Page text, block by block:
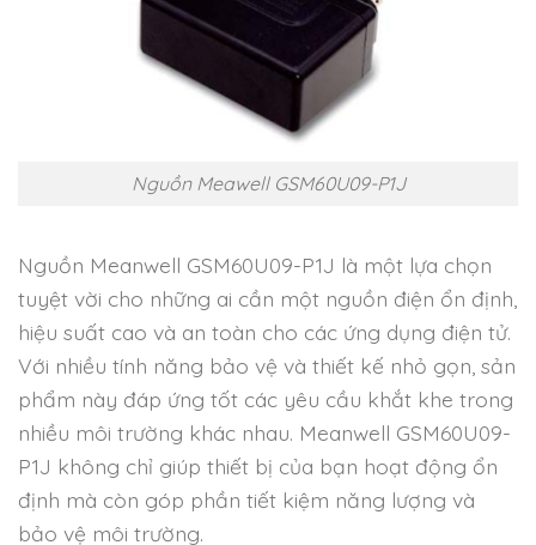
Nguồn Meawell GSM60U09-P1J
Nguồn Meanwell GSM60U09-P1J là một lựa chọn
tuyệt vời cho những ai cần một nguồn điện ổn định,
hiệu suất cao và an toàn cho các ứng dụng điện tử.
Với nhiều tính năng bảo vệ và thiết kế nhỏ gọn, sản
phẩm này đáp ứng tốt các yêu cầu khắt khe trong
nhiều môi trường khác nhau. Meanwell GSM60U09-
P1J không chỉ giúp thiết bị của bạn hoạt động ổn
định mà còn góp phần tiết kiệm năng lượng và
bảo vệ môi trường.